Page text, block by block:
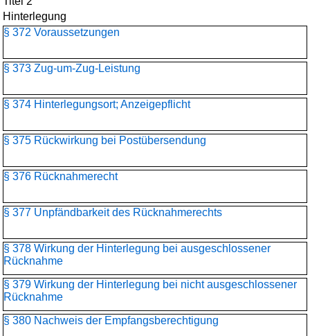
Hinterlegung
§ 372 Voraussetzungen
§ 373 Zug-um-Zug-Leistung
§ 374 Hinterlegungsort; Anzeigepflicht
§ 375 Rückwirkung bei Postübersendung
§ 376 Rücknahmerecht
§ 377 Unpfändbarkeit des Rücknahmerechts
§ 378 Wirkung der Hinterlegung bei ausgeschlossener
Rücknahme
§ 379 Wirkung der Hinterlegung bei nicht ausgeschlossener
Rücknahme
§ 380 Nachweis der Empfangsberechtigung